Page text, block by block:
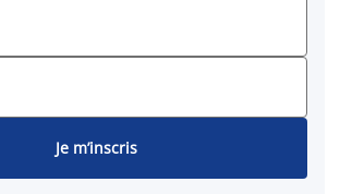
Je m’inscris